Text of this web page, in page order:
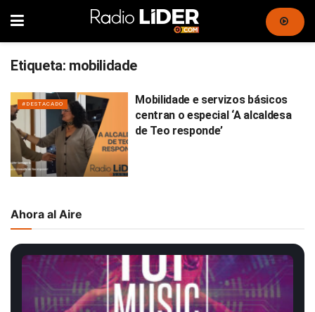
Etiqueta: mobilidade
#DESTACADO
Mobilidade e servizos básicos
centran o especial ‘A alcaldesa
de Teo responde’
Ahora al Aire